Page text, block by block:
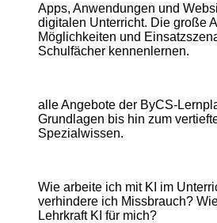
Apps, Anwendungen und
digitalen Unterricht. Die große
Möglichkeiten und
Schulfächer kennenlernen.
alle Angebote der ByCS-
Grundlagen bis hin zum
Spezialwissen.
Wie arbeite ich mit KI im
verhindere ich Missbrauch?
Lehrkraft KI für mich?